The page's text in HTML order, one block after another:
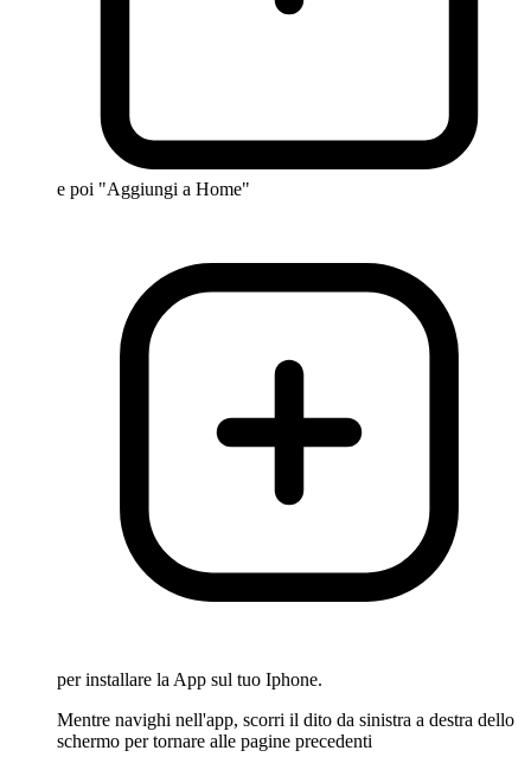
e poi "Aggiungi a Home"
per installare la App sul tuo Iphone.
Mentre navighi nell'app, scorri il dito da sinistra a destra dello
schermo per tornare alle pagine precedenti